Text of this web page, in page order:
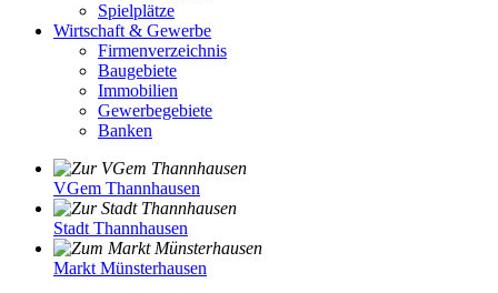
Spielplätze
Wirtschaft & Gewerbe
Firmenverzeichnis
Baugebiete
Immobilien
Gewerbegebiete
Banken
VGem Thannhausen
Stadt Thannhausen
Markt Münsterhausen